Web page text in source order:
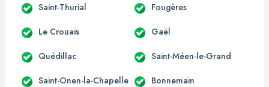
Saint-Thurial Fougères
Le Crouais Gaël
Quédillac Saint-Méen-le-Grand
Saint-Onen-la-Chapelle Bonnemain